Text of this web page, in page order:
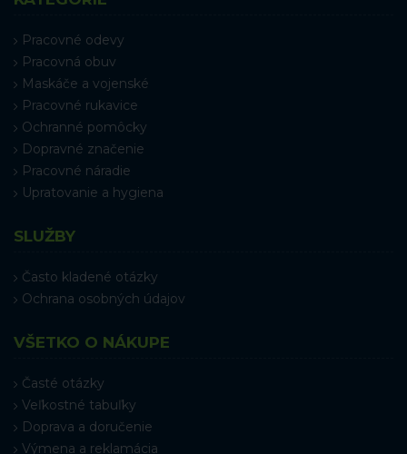
Pracovné odevy
Pracovná obuv
Maskáče a vojenské
Pracovné rukavice
Ochranné pomôcky
Dopravné značenie
Pracovné náradie
Upratovanie a hygiena
SLUŽBY
Často kladené otázky
Ochrana osobných údajov
VŠETKO O NÁKUPE
Časté otázky
Veľkostné tabuľky
Doprava a doručenie
Výmena a reklamácia